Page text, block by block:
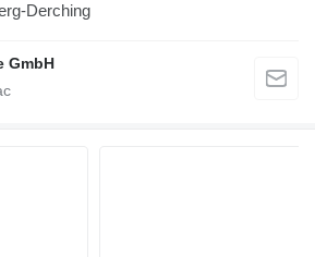
Derching
GmbH